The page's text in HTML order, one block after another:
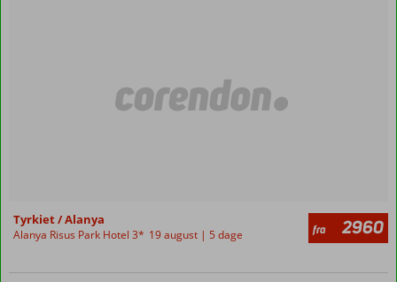
Tyrkiet / Alanya
Alanya Risus Park Hotel 3* 19 august | 5 dage fra 2960